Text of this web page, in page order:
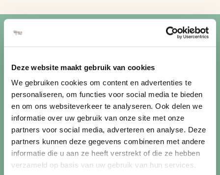
Deze website maakt gebruik van cookies
We gebruiken cookies om content en advertenties te
personaliseren, om functies voor social media te bieden
en om ons websiteverkeer te analyseren. Ook delen we
informatie over uw gebruik van onze site met onze
partners voor social media, adverteren en analyse. Deze
partners kunnen deze gegevens combineren met andere
informatie die u aan ze heeft verstrekt of die ze hebben
verzameld op basis van uw gebruik van hun services.
Blijf op de hoogte van de
mooiste reizen
Ontvang circa 1 maal per maand onze nieuwsbrief met de
laatste aanbiedingen. U kunt zich elk moment weer
uitschrijven via de afmeldlink in de nieuwsbrief.
Aanmelden
Lees in onsprivacybeleid hoe wij zorgvuldig omgaan met uw
gegevens.